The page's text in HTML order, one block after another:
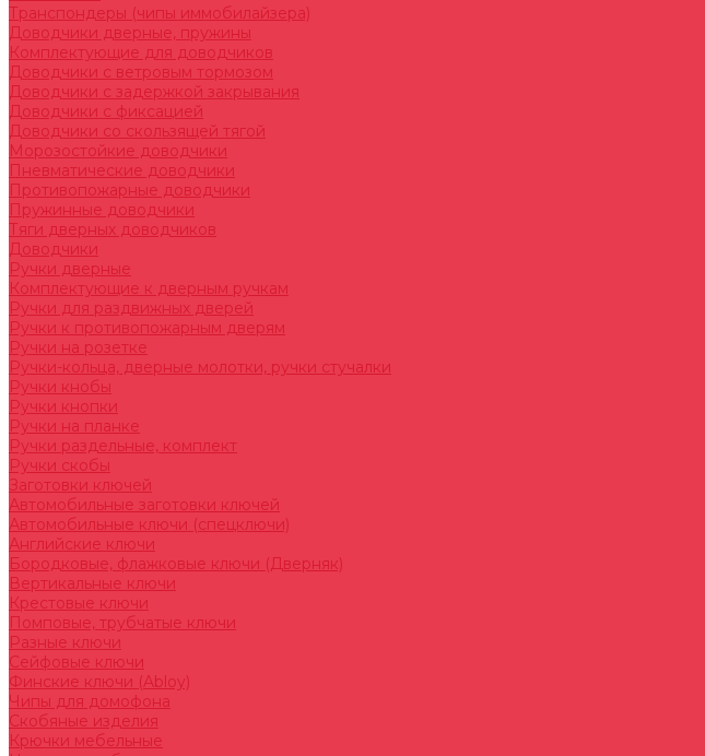
Транспондеры (чипы иммобилайзера)
Доводчики дверные, пружины
Комплектующие для доводчиков
Доводчики с ветровым тормозом
Доводчики с задержкой закрывания
Доводчики с фиксацией
Доводчики со скользящей тягой
Морозостойкие доводчики
Пневматические доводчики
Противопожарные доводчики
Пружинные доводчики
Тяги дверных доводчиков
Доводчики
Ручки дверные
Комплектующие к дверным ручкам
Ручки для раздвижных дверей
Ручки к противопожарным дверям
Ручки на розетке
Ручки-кольца, дверные молотки, ручки стучалки
Ручки кнобы
Ручки кнопки
Ручки на планке
Ручки раздельные, комплект
Ручки скобы
Заготовки ключей
Автомобильные заготовки ключей
Автомобильные ключи (спецключи)
Английские ключи
Бородковые, флажковые ключи (Дверняк)
Вертикальные ключи
Крестовые ключи
Помповые, трубчатые ключи
Разные ключи
Сейфовые ключи
Финские ключи (Abloy)
Чипы для домофона
Скобяные изделия
Крючки мебельные